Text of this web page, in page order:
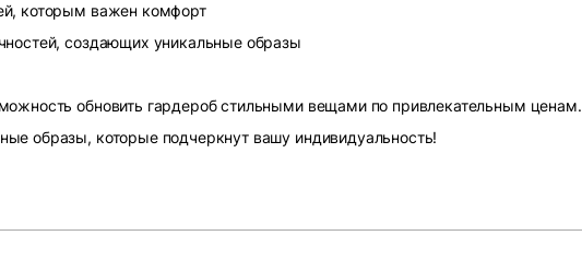
которым важен комфорт
создающих уникальные образы
обновить гардероб стильными вещами по привлекательным ценам.
образы, которые подчеркнут вашу индивидуальность!